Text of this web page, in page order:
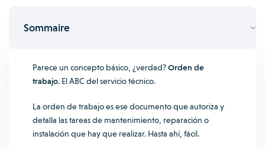
Sommaire
Parece un concepto básico, ¿verdad?Orden de
trabajo. El ABC del servicio técnico.
La orden de trabajo es ese documento que autoriza y
detalla las tareas de mantenimiento, reparación o
instalación que hay que realizar. Hasta ahí, fácil.